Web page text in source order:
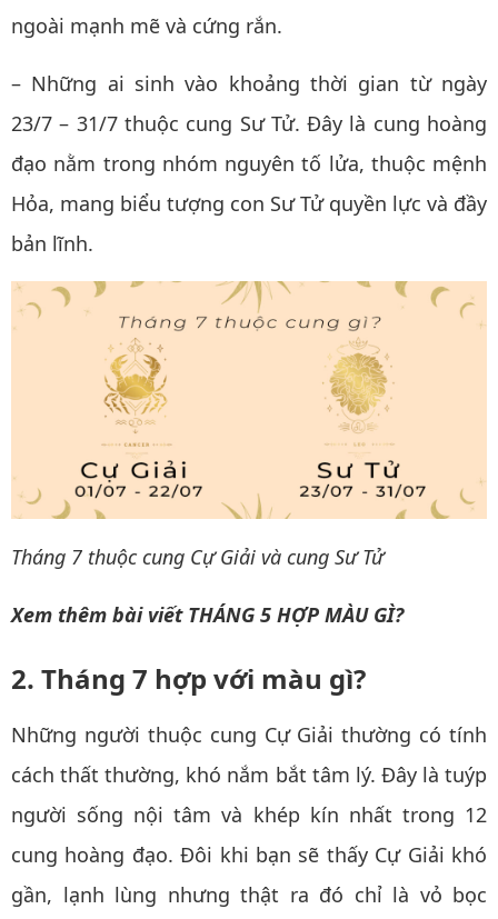
ngoài mạnh mẽ và cứng rắn.
– Những ai sinh vào khoảng thời gian từ ngày
23/7 – 31/7 thuộc cung Sư Tử. Đây là cung hoàng
đạo nằm trong nhóm nguyên tố lửa, thuộc mệnh
Hỏa, mang biểu tượng con Sư Tử quyền lực và đầy
bản lĩnh.
Tháng 7 thuộc cung Cự Giải và cung Sư Tử
Xem thêm bài viết THÁNG 5 HỢP MÀU GÌ?
2. Tháng 7 hợp với màu gì?
Những người thuộc cung Cự Giải thường có tính
cách thất thường, khó nắm bắt tâm lý. Đây là tuýp
người sống nội tâm và khép kín nhất trong 12
cung hoàng đạo. Đôi khi bạn sẽ thấy Cự Giải khó
gần, lạnh lùng nhưng thật ra đó chỉ là vỏ bọc